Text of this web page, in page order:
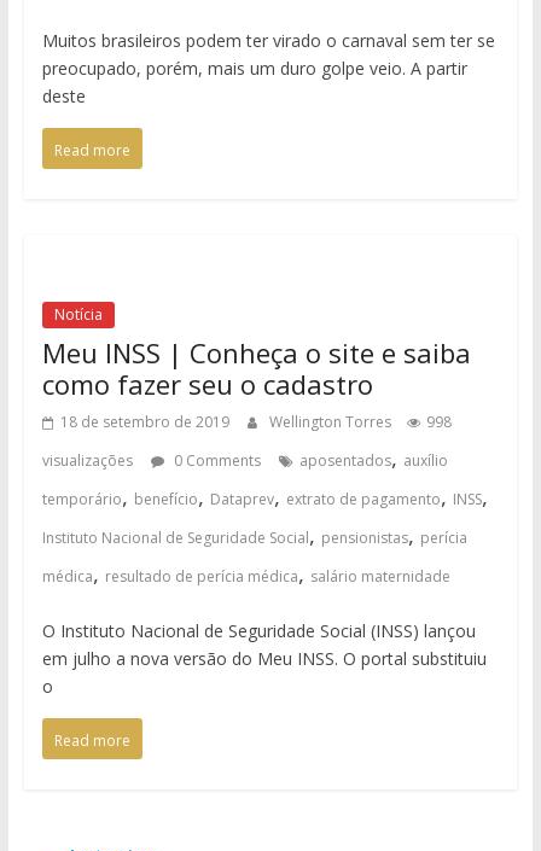
Muitos brasileiros podem ter virado o carnaval sem ter se
preocupado, porém, mais um duro golpe veio. A partir
deste
Read more
Notícia
Meu INSS | Conheça o site e saiba
como fazer seu o cadastro
18 de setembro de 2019 Wellington Torres
998
visualizações
0 Comments aposentados, auxílio
temporário, benefício, Dataprev, extrato de pagamento, INSS,
Instituto Nacional de Seguridade Social, pensionistas, perícia
médica, resultado de perícia médica, salário maternidade
O Instituto Nacional de Seguridade Social (INSS) lançou
em julho a nova versão do Meu INSS. O portal substituiu
o
Read more